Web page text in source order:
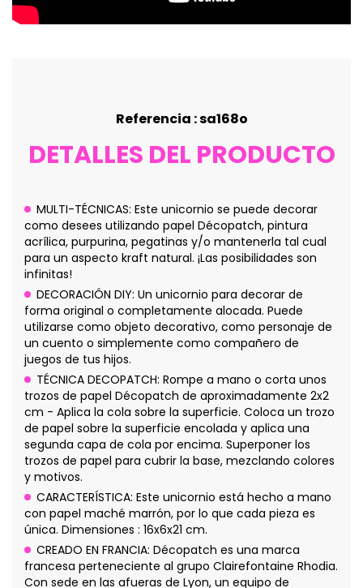
Referencia : sa168o
DETALLES DEL PRODUCTO
MULTI-TÉCNICAS: Este unicornio se puede decorar
como desees utilizando papel Décopatch, pintura
acrílica, purpurina, pegatinas y/o mantenerla tal cual
para un aspecto kraft natural. ¡Las posibilidades son
infinitas!
DECORACIÓN DIY: Un unicornio para decorar de
forma original o completamente alocada. Puede
utilizarse como objeto decorativo, como personaje de
un cuento o simplemente como compañero de
juegos de tus hijos.
TÉCNICA DECOPATCH: Rompe a mano o corta unos
trozos de papel Décopatch de aproximadamente 2x2
cm - Aplica la cola sobre la superficie. Coloca un trozo
de papel sobre la superficie encolada y aplica una
segunda capa de cola por encima. Superponer los
trozos de papel para cubrir la base, mezclando colores
y motivos.
CARACTERÍSTICA: Este unicornio está hecho a mano
con papel maché marrón, por lo que cada pieza es
única. Dimensiones : 16x6x21 cm.
CREADO EN FRANCIA: Décopatch es una marca
francesa perteneciente al grupo Clairefontaine Rhodia.
Con sede en las afueras de Lyon, un equipo de